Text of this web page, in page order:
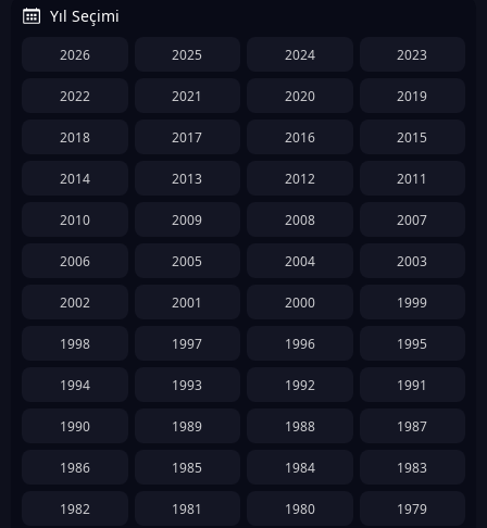
Yıl Seçimi
2026 2025 2024 2023
2022 2021 2020 2019
2018 2017 2016 2015
2014 2013 2012 2011
2010 2009 2008 2007
2006 2005 2004 2003
2002 2001 2000 1999
1998 1997 1996 1995
1994 1993 1992 1991
1990 1989 1988 1987
1986 1985 1984 1983
1982 1981 1980 1979